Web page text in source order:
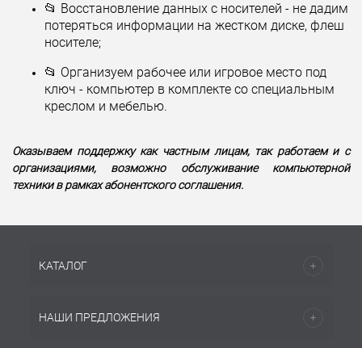
📂 Восстановление данных с носителей - не дадим
потеряться информации на жестком диске, флеш
носителе;
📂 Организуем рабочее или игровое место под
ключ - компьютер в комплекте со специальным
креслом и мебелью.
Оказываем поддержку как частным лицам, так работаем и с
организациями, возможно обслуживание компьютерной
техники в рамках абонентского соглашения.
КАТАЛОГ
НАШИ ПРЕДЛОЖЕНИЯ